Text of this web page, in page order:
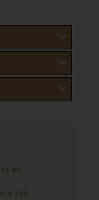
au
à 19h